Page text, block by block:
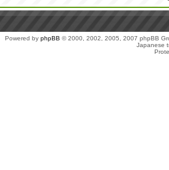
Powered by phpBB © 2000, 2002, 2005, 2007 phpBB
Japanese